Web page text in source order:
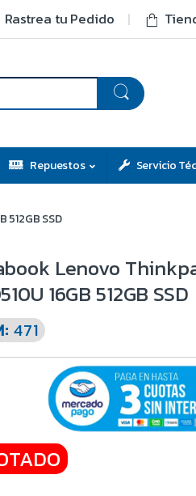
Rastrea tu Pedido
Repuestos Servicio
512GB SSD
Lenovo
16GB 512GB SSD
471